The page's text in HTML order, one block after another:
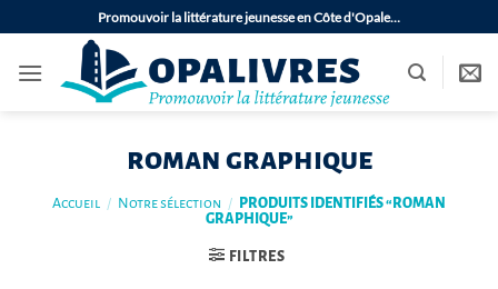
au
contenu
Promouvoir la littérature jeunesse en Côte d'Opale…
roman graphique
Accueil / Notre sélection /
PRODUITS IDENTIFIÉS “ROMAN
GRAPHIQUE”
FILTRES